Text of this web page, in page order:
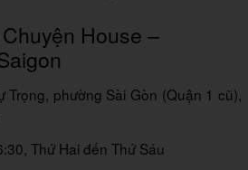
House –
Trọng, phường Sài Gòn (Quận 1 cũ),
Thứ Hai đến Thứ Sáu